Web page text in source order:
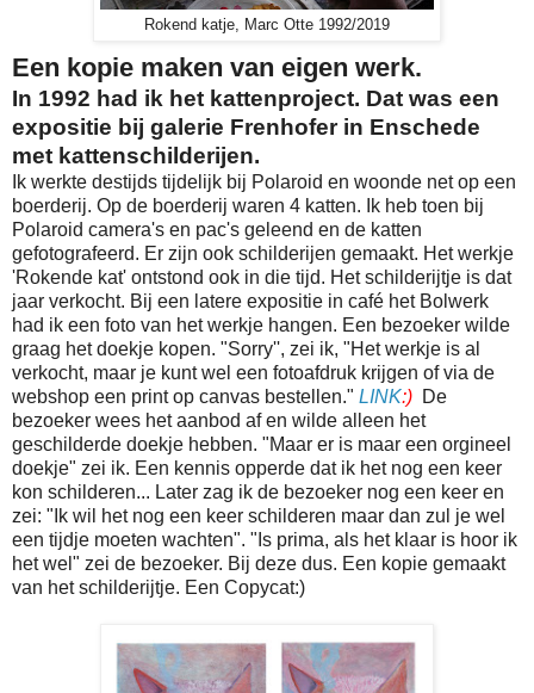
Rokend katje, Marc Otte 1992/2019
Een kopie maken van eigen werk.
In 1992 had ik het kattenproject. Dat was een
expositie bij galerie Frenhofer in Enschede
met kattenschilderijen.
Ik werkte destijds tijdelijk bij Polaroid en woonde net op een
boerderij. Op de boerderij waren 4 katten. Ik heb toen bij
Polaroid camera's en pac's geleend en de katten
gefotografeerd. Er zijn ook schilderijen gemaakt. Het werkje
'Rokende kat' ontstond ook in die tijd. Het schilderijtje is dat
jaar verkocht. Bij een latere expositie in café het Bolwerk
had ik een foto van het werkje hangen. Een bezoeker wilde
graag het doekje kopen. "Sorry'', zei ik, "Het werkje is al
verkocht, maar je kunt wel een fotoafdruk krijgen of via de
webshop een print op canvas bestellen." LINK:) De
bezoeker wees het aanbod af en wilde alleen het
geschilderde doekje hebben. "Maar er is maar een orgineel
doekje" zei ik. Een kennis opperde dat ik het nog een keer
kon schilderen... Later zag ik de bezoeker nog een keer en
zei: "Ik wil het nog een keer schilderen maar dan zul je wel
een tijdje moeten wachten". "Is prima, als het klaar is hoor ik
het wel" zei de bezoeker. Bij deze dus. Een kopie gemaakt
van het schilderijtje. Een Copycat:)